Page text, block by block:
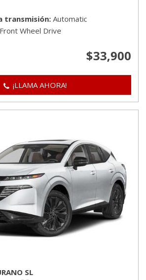
transmisión Automatic
Front Wheel Drive
$33,900
¡LLAMA AHORA!
SL